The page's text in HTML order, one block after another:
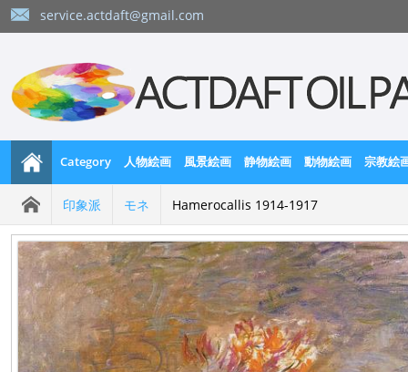
service.actdaft@gmail.com
Category 人物絵画 風景絵画 静物絵画 動物絵画 宗教絵
印象派 モネ Hamerocallis 1914-1917